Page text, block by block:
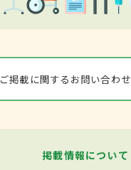
ご掲載に関するお問い合わ
掲載情報について